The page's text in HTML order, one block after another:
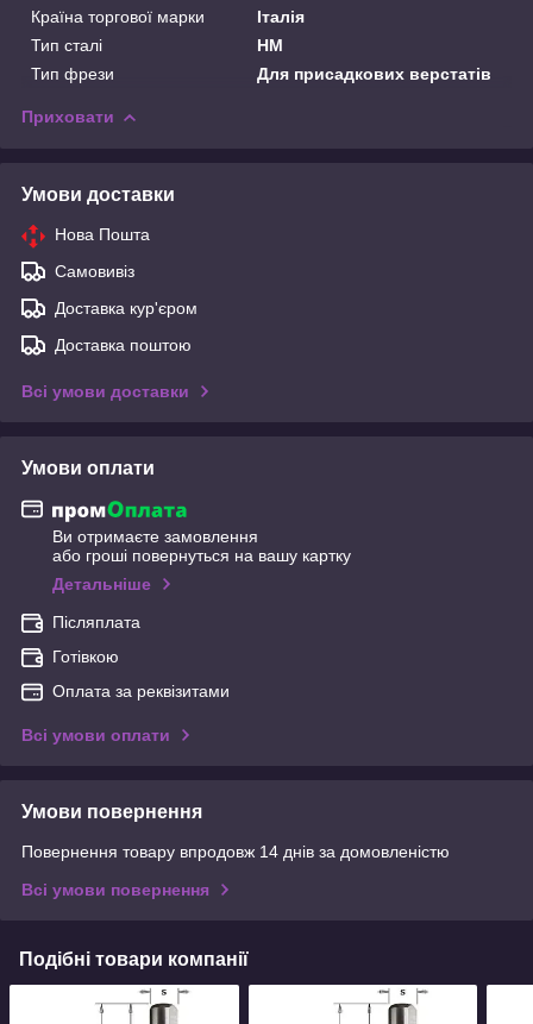
Країна торгової марки
Італія
Тип сталі
HM
Тип фрези
Для присадкових верстатів
Приховати
Умови доставки
Нова Пошта
Самовивіз
Доставка кур'єром
Доставка поштою
Всі умови доставки
Умови оплати
Ви отримаєте замовлення
або гроші повернуться на вашу картку
Детальніше
Післяплата
Готівкою
Оплата за реквізитами
Всі умови оплати
Умови повернення
Повернення товару впродовж 14 днів за домовленістю
Всі умови повернення
Подібні товари компанії